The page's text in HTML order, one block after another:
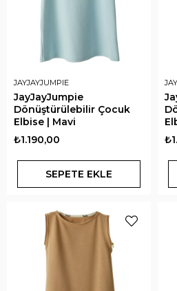
JAYJAYJUMPIE
JayJayJumpie
Dönüştürülebilir Çocuk
Elbise | Mavi
₺1.190,00
SEPETE EKLE